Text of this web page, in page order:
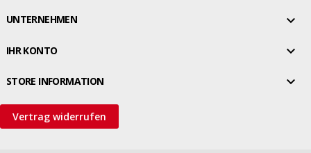
UNTERNEHMEN 
IHR KONTO 
STORE INFORMATION 
Vertrag widerrufen